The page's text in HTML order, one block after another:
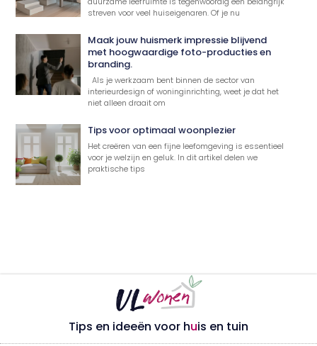
streven voor veel huiseigenaren. Of je nu
Maak jouw huismerk impressie blijvend
met hoogwaardige foto-producties en
branding.
Als je werkzaam bent binnen de sector van
interieurdesign of woninginrichting, weet je dat het
niet alleen draait om
Tips voor optimaal woonplezier
Het creëren van een fijne leefomgeving is essentieel
voor je welzijn en geluk. In dit artikel delen we
praktische tips
Tips en ideeën voor huis en tuin